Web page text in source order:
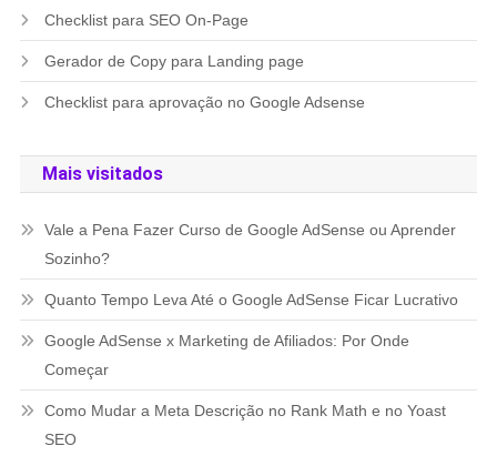
Checklist para SEO On-Page
Gerador de Copy para Landing page
Checklist para aprovação no Google Adsense
Mais visitados
Vale a Pena Fazer Curso de Google AdSense ou Aprender
Sozinho?
Quanto Tempo Leva Até o Google AdSense Ficar Lucrativo
Google AdSense x Marketing de Afiliados: Por Onde
Começar
Como Mudar a Meta Descrição no Rank Math e no Yoast
SEO